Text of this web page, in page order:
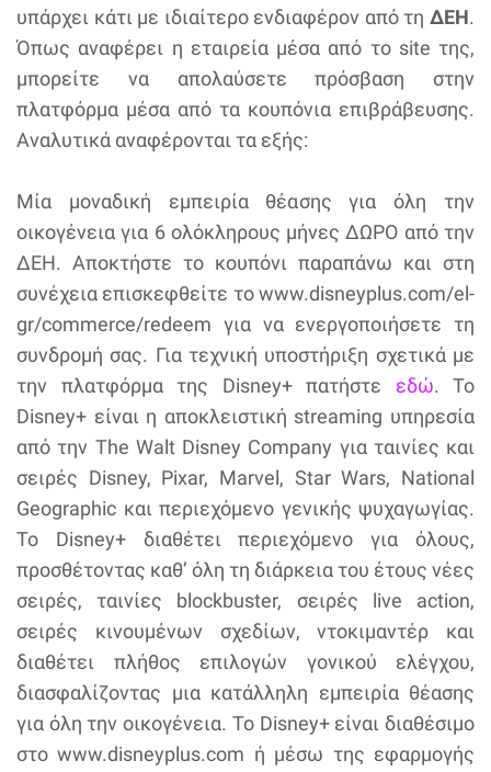
υπάρχει κάτι με ιδιαίτερο ενδιαφέρον από τη ΔΕΗ.
Όπως αναφέρει η εταιρεία μέσα από το site της,
μπορείτε να απολαύσετε πρόσβαση στην
πλατφόρμα μέσα από τα κουπόνια επιβράβευσης.
Αναλυτικά αναφέρονται τα εξής:
Μία μοναδική εμπειρία θέασης για όλη την
οικογένεια για 6 ολόκληρους μήνες ΔΩΡΟ από την
ΔΕΗ. Αποκτήστε το κουπόνι παραπάνω και στη
συνέχεια επισκεφθείτε το www.disneyplus.com/el-
gr/commerce/redeem για να ενεργοποιήσετε τη
συνδρομή σας. Για τεχνική υποστήριξη σχετικά με
την πλατφόρμα της Disney+ πατήστε εδώ. Το
Disney+ είναι η αποκλειστική streaming υπηρεσία
από την The Walt Disney Company για ταινίες και
σειρές Disney, Pixar, Marvel, Star Wars, National
Geographic και περιεχόμενο γενικής ψυχαγωγίας.
Το Disney+ διαθέτει περιεχόμενο για όλους,
προσθέτοντας καθ’ όλη τη διάρκεια του έτους νέες
σειρές, ταινίες blockbuster, σειρές live action,
σειρές κινουμένων σχεδίων, ντοκιμαντέρ και
διαθέτει πλήθος επιλογών γονικού ελέγχου,
διασφαλίζοντας μια κατάλληλη εμπειρία θέασης
για όλη την οικογένεια. Το Disney+ είναι διαθέσιμο
στο www.disneyplus.com ή μέσω της εφαρμογής